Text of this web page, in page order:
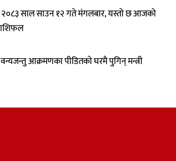
साल साउन १२ गते मंगलबार, यस्तो छ आजको
आक्रमणका पीडितको घरमै पुगिन् मन्त्री